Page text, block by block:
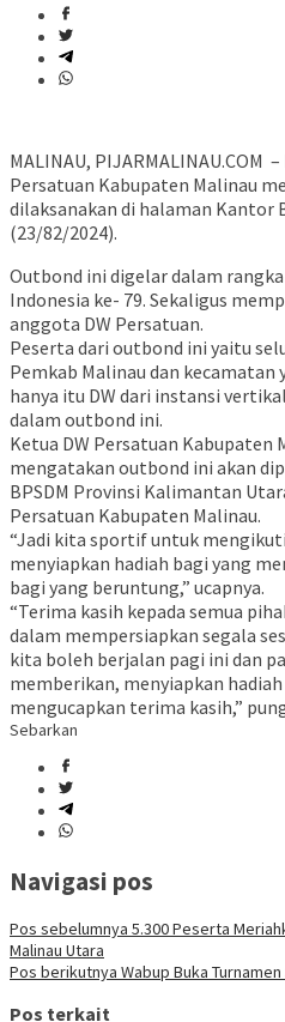
MALINAU, PIJARMALINAU.COM
Persatuan Kabupaten Malinau
dilaksanakan di halaman Kantor
(23/82/2024).
Outbond ini digelar dalam
Indonesia ke- 79. Sekaligus
anggota DW Persatuan.
Peserta dari outbond ini yaitu
Pemkab Malinau dan kecamatan
hanya itu DW dari instansi
dalam outbond ini.
Ketua DW Persatuan Kabupaten
mengatakan outbond ini akan
BPSDM Provinsi Kalimantan
Persatuan Kabupaten Malinau.
“Jadi kita sportif untuk
menyiapkan hadiah bagi yang
bagi yang beruntung,” ucapnya.
“Terima kasih kepada semua
dalam mempersiapkan segala
kita boleh berjalan pagi ini dan
memberikan, menyiapkan
mengucapkan terima kasih,”
Sebarkan
Navigasi pos
Pos sebelumnya 5.300 Peserta
Malinau Utara
Pos berikutnya Wabup Buka
Pos terkait